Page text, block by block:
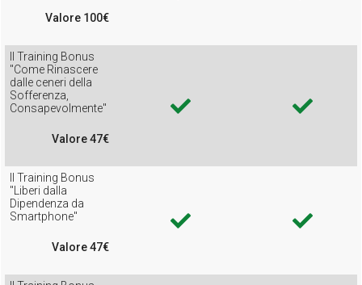
Valore 100€
Il Training Bonus
"Come Rinascere
dalle ceneri della
Sofferenza,
Consapevolmente"
Valore 47€
Il Training Bonus
"Liberi dalla
Dipendenza da
Smartphone"
Valore 47€